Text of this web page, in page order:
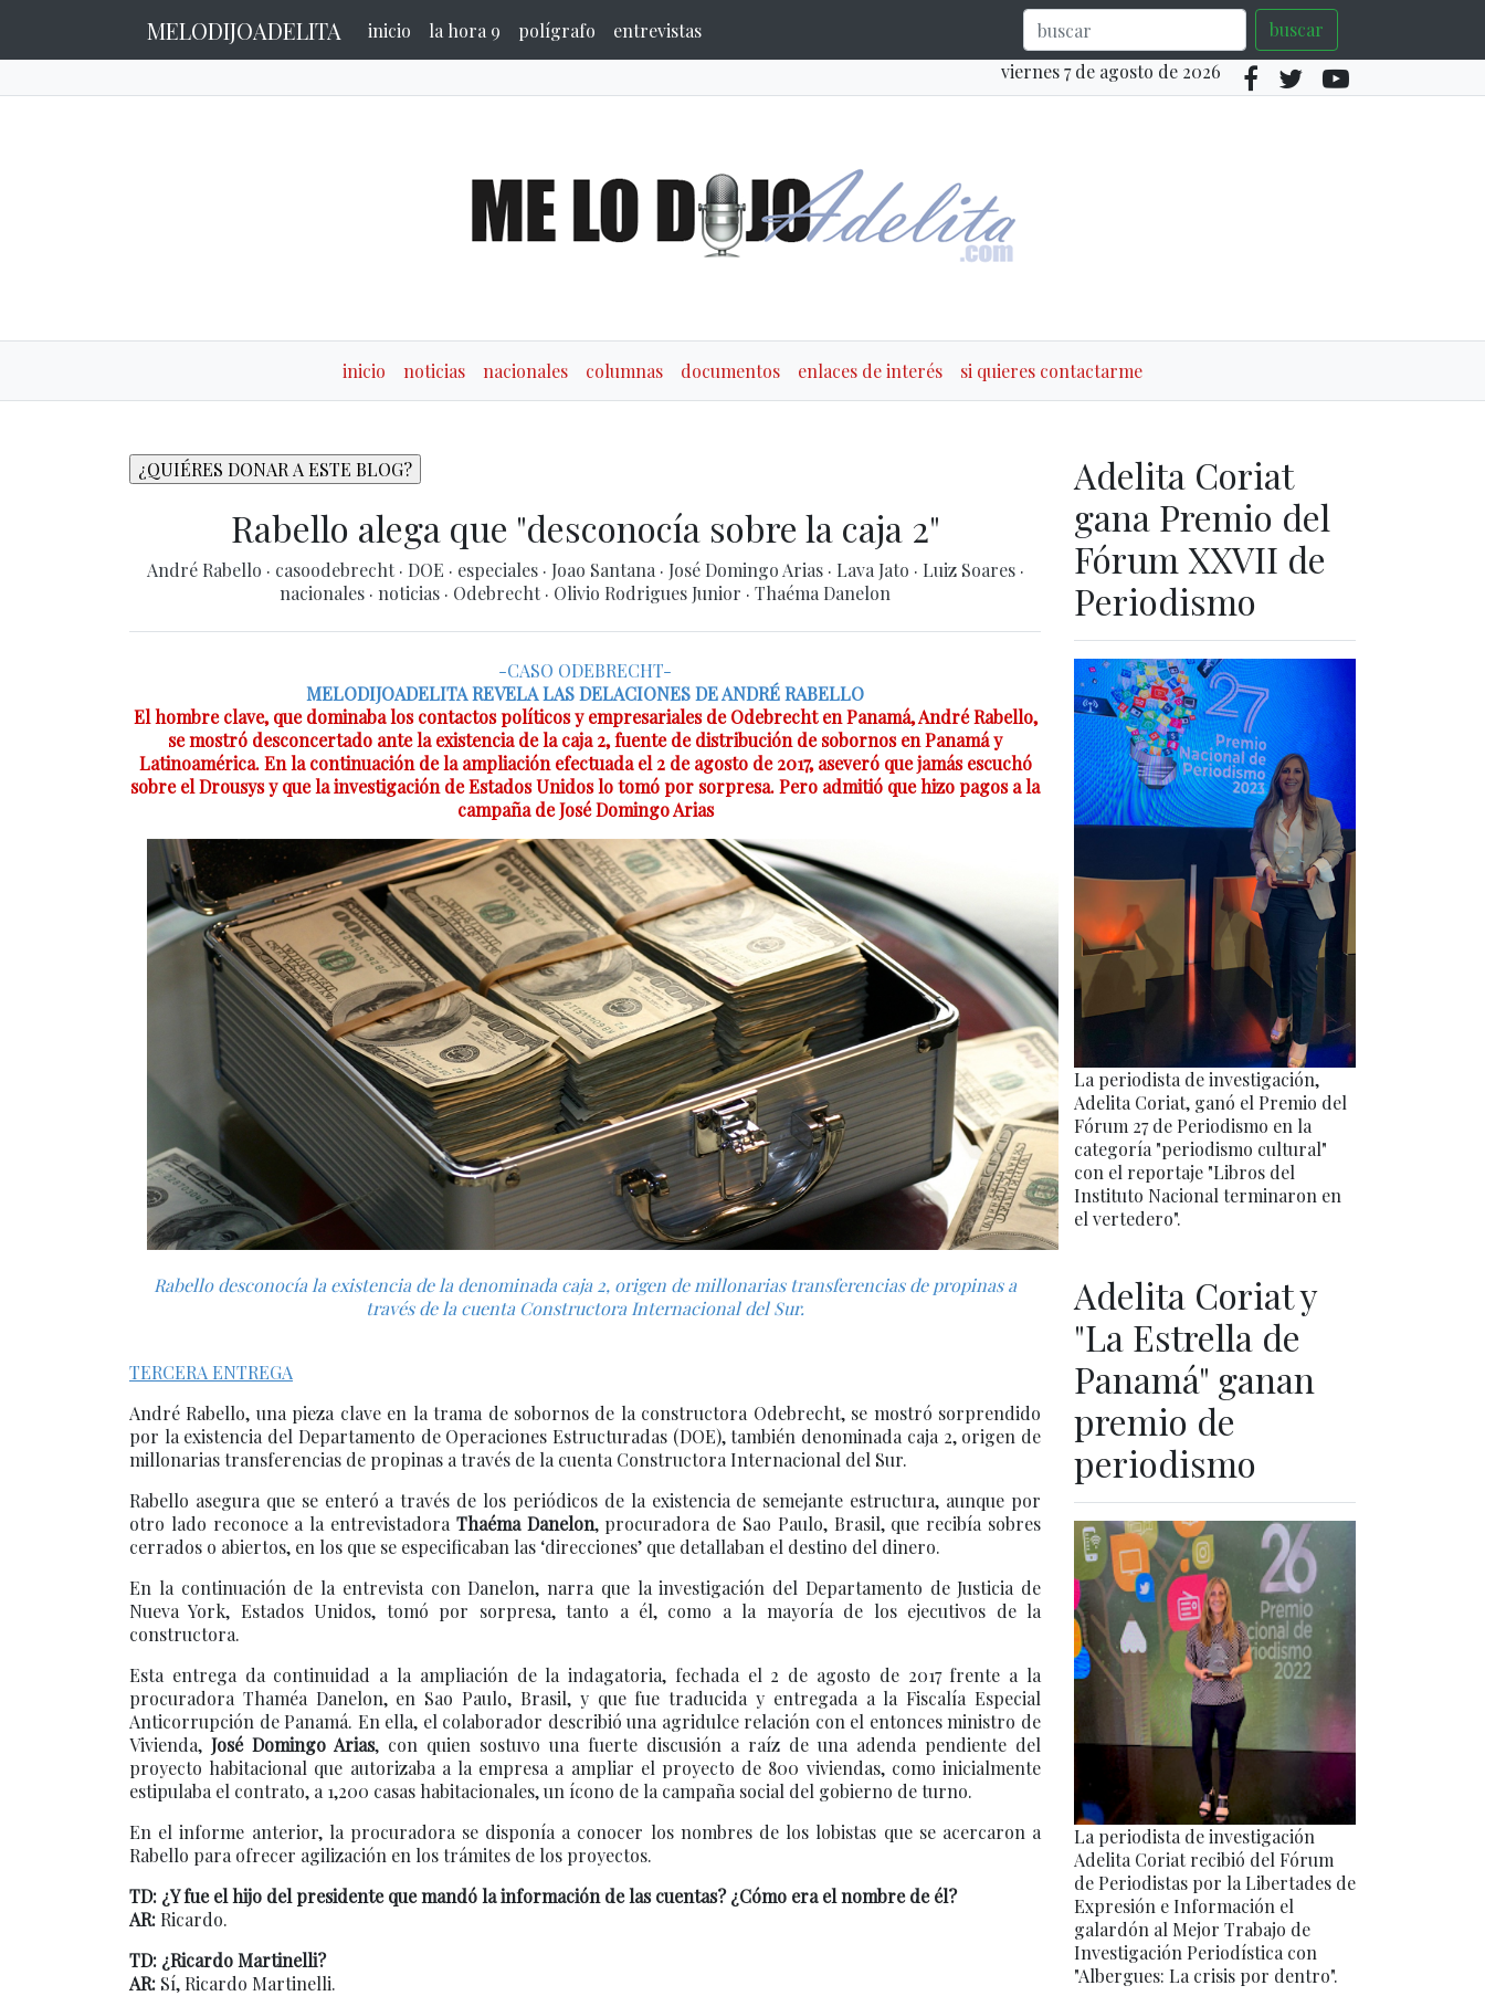
MELODIJOADELITA inicio la hora 9 polígrafo entrevistas
buscar
viernes 7 de agosto de 2026
inicio noticias nacionales columnas documentos enlaces de interés si quieres contactarme
Rabello alega que "desconocía sobre la caja 2"
André Rabello · casoodebrecht · DOE · especiales · Joao Santana · José Domingo Arias · Lava Jato · Luiz Soares ·
nacionales · noticias · Odebrecht · Olivio Rodrigues Junior · Thaéma Danelon
-CASO ODEBRECHT-
MELODIJOADELITA REVELA LAS DELACIONES DE ANDRÉ RABELLO
El hombre clave, que dominaba los contactos políticos y empresariales de Odebrecht en Panamá, André Rabello,
se mostró desconcertado ante la existencia de la caja 2, fuente de distribución de sobornos en Panamá y
Latinoamérica. En la continuación de la ampliación efectuada el 2 de agosto de 2017, aseveró que jamás escuchó
sobre el Drousys y que la investigación de Estados Unidos lo tomó por sorpresa. Pero admitió que hizo pagos a la
campaña de José Domingo Arias
Rabello desconocía la existencia de la denominada caja 2, origen de millonarias transferencias de propinas a
través de la cuenta Constructora Internacional del Sur.
TERCERA ENTREGA
André Rabello, una pieza clave en la trama de sobornos de la constructora Odebrecht, se mostró sorprendido
por la existencia del Departamento de Operaciones Estructuradas (DOE), también denominada caja 2, origen de
millonarias transferencias de propinas a través de la cuenta Constructora Internacional del Sur.
Rabello asegura que se enteró a través de los periódicos de la existencia de semejante estructura, aunque por
otro lado reconoce a la entrevistadora Thaéma Danelon, procuradora de Sao Paulo, Brasil, que recibía sobres
cerrados o abiertos, en los que se especificaban las ‘direcciones’ que detallaban el destino del dinero.
En la continuación de la entrevista con Danelon, narra que la investigación del Departamento de Justicia de
Nueva York, Estados Unidos, tomó por sorpresa, tanto a él, como a la mayoría de los ejecutivos de la
constructora.
Esta entrega da continuidad a la ampliación de la indagatoria, fechada el 2 de agosto de 2017 frente a la
procuradora Thaméa Danelon, en Sao Paulo, Brasil, y que fue traducida y entregada a la Fiscalía Especial
Anticorrupción de Panamá. En ella, el colaborador describió una agridulce relación con el entonces ministro de
Vivienda, José Domingo Arias, con quien sostuvo una fuerte discusión a raíz de una adenda pendiente del
proyecto habitacional que autorizaba a la empresa a ampliar el proyecto de 800 viviendas, como inicialmente
estipulaba el contrato, a 1,200 casas habitacionales, un ícono de la campaña social del gobierno de turno.
En el informe anterior, la procuradora se disponía a conocer los nombres de los lobistas que se acercaron a
Rabello para ofrecer agilización en los trámites de los proyectos.
TD: ¿Y fue el hijo del presidente que mandó la información de las cuentas? ¿Cómo era el nombre de él?
AR: Ricardo.
TD: ¿Ricardo Martinelli?
AR: Sí, Ricardo Martinelli.
Adelita Coriat
gana Premio del
Fórum XXVII de
Periodismo
La periodista de investigación,
Adelita Coriat, ganó el Premio del
Fórum 27 de Periodismo en la
categoría "periodismo cultural"
con el reportaje "Libros del
Instituto Nacional terminaron en
el vertedero".
Adelita Coriat y
"La Estrella de
Panamá" ganan
premio de
periodismo
La periodista de investigación
Adelita Coriat recibió del Fórum
de Periodistas por la Libertades de
Expresión e Información el
galardón al Mejor Trabajo de
Investigación Periodística con
"Albergues: La crisis por dentro".